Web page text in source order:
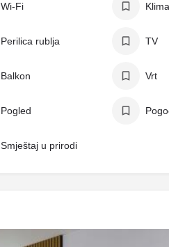
Wi-Fi
Perilica rublja TV
Balkon Vrt
Pogled
Smještaj u prirodi